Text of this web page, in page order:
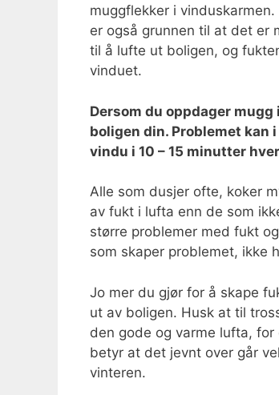
muggflekker i
er også grunnen til at det er
til å lufte ut boligen, og
vinduet.
Dersom du oppdager
boligen din. Problemet kan
vindu i 10 – 15 minutter
Alle som dusjer ofte, koker
av fukt i lufta enn de som
større problemer med fukt
som skaper problemet, ikke
Jo mer du gjør for å skape
ut av boligen. Husk at til
den gode og varme lufta,
betyr at det jevnt over går
vinteren.